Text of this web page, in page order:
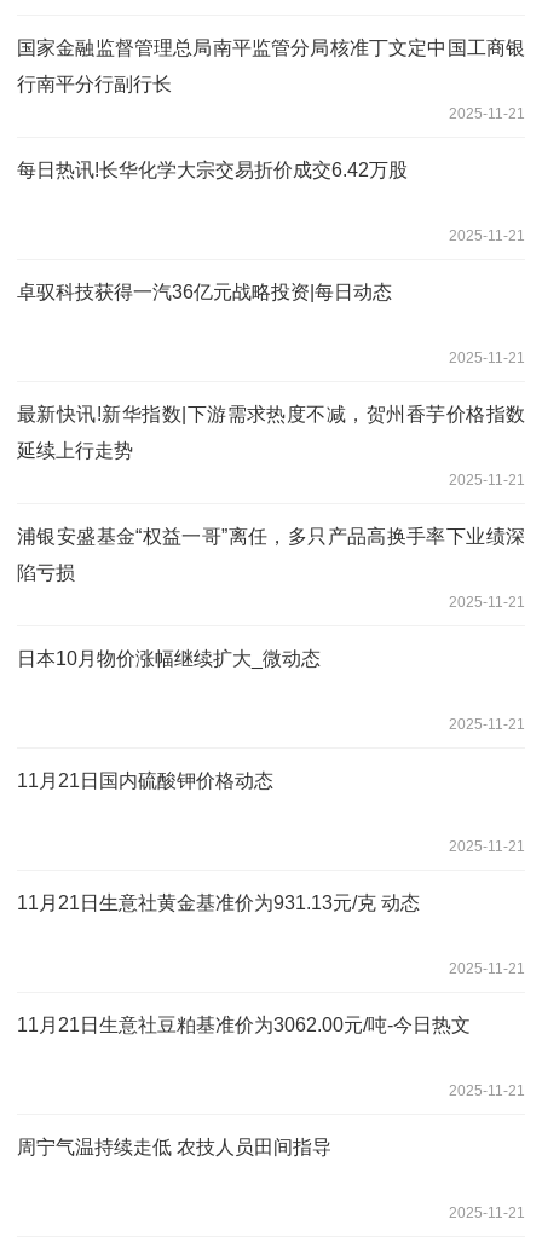
国家金融监督管理总局南平监管分局核准丁文定中国工商银
行南平分行副行长
2025-11-21
每日热讯!长华化学大宗交易折价成交6.42万股
2025-11-21
卓驭科技获得一汽36亿元战略投资|每日动态
2025-11-21
最新快讯!新华指数|下游需求热度不减，贺州香芋价格指数
延续上行走势
2025-11-21
浦银安盛基金“权益一哥”离任，多只产品高换手率下业绩深
陷亏损
2025-11-21
日本10月物价涨幅继续扩大_微动态
2025-11-21
11月21日国内硫酸钾价格动态
2025-11-21
11月21日生意社黄金基准价为931.13元/克 动态
2025-11-21
11月21日生意社豆粕基准价为3062.00元/吨-今日热文
2025-11-21
周宁气温持续走低 农技人员田间指导
2025-11-21